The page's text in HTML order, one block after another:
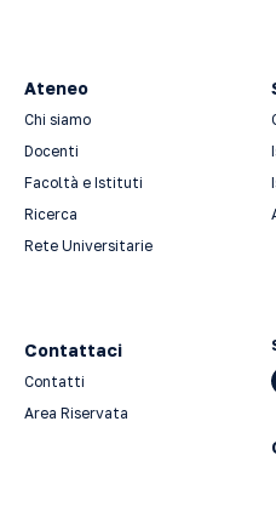
Ateneo
Chi siamo
Docenti
Facoltà e Istituti
Ricerca
Rete Universitarie
Contattaci
Contatti
Area Riservata